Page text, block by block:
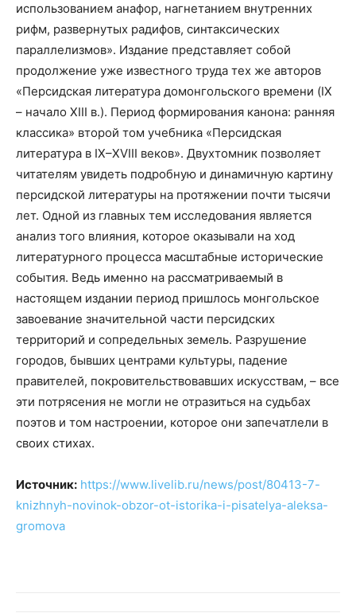
использованием анафор, нагнетанием внутренних
рифм, развернутых радифов, синтаксических
параллелизмов». Издание представляет собой
продолжение уже известного труда тех же авторов
«Персидская литература домонгольского времени (IX
– начало XIII в.). Период формирования канона: ранняя
классика» второй том учебника «Персидская
литература в IX–XVIII веков». Двухтомник позволяет
читателям увидеть подробную и динамичную картину
персидской литературы на протяжении почти тысячи
лет. Одной из главных тем исследования является
анализ того влияния, которое оказывали на ход
литературного процесса масштабные исторические
события. Ведь именно на рассматриваемый в
настоящем издании период пришлось монгольское
завоевание значительной части персидских
территорий и сопредельных земель. Разрушение
городов, бывших центрами культуры, падение
правителей, покровительствовавших искусствам, – все
эти потрясения не могли не отразиться на судьбах
поэтов и том настроении, которое они запечатлели в
своих стихах.
Источник: https://www.livelib.ru/news/post/80413-7-
knizhnyh-novinok-obzor-ot-istorika-i-pisatelya-aleksa-
gromova